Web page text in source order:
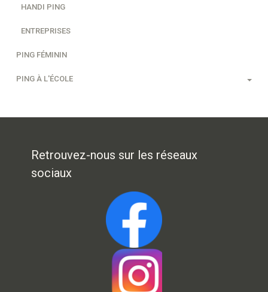
HANDI PING
ENTREPRISES
PING FÉMININ
PING À L'ÉCOLE
Retrouvez-nous sur les réseaux
sociaux